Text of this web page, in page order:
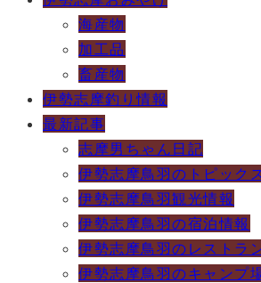
海産物
加工品
畜産物
伊勢志摩釣り情報
最新記事
志摩男ちゃん日記
伊勢志摩鳥羽のトピック
伊勢志摩鳥羽観光情報
伊勢志摩鳥羽の宿泊情報
伊勢志摩鳥羽のレストラ
伊勢志摩鳥羽のキャンプ